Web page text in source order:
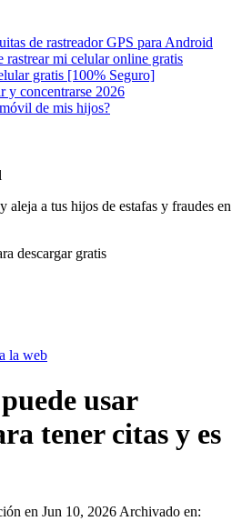
de rastreador GPS para Android
rastrear mi celular online gratis
gratis [100% Seguro]
y concentrarse 2026
de mis hijos?
a tus hijos de estafas y fraudes en
descargar gratis
la web
usar
tener citas y es
en Jun 10, 2026 Archivado en: